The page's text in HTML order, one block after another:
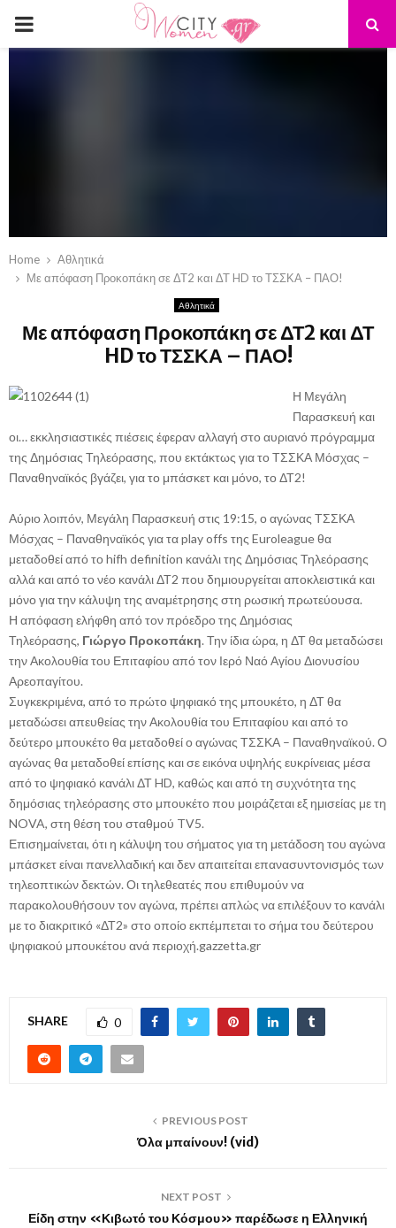
PRIMARY
Home
Αθλητικά
Με απόφαση Προκοπάκη σε ΔΤ2 και ΔΤ HD το ΤΣΣΚΑ – ΠΑΟ!
Αθλητικά
Με απόφαση Προκοπάκη σε ΔΤ2 και ΔΤ
HD το ΤΣΣΚΑ – ΠΑΟ!
Η Μεγάλη
Παρασκευή και
οι… εκκλησιαστικές πιέσεις έφεραν αλλαγή στο αυριανό πρόγραμμα
της Δημόσιας Τηλεόρασης, που εκτάκτως για το ΤΣΣΚΑ Μόσχας –
Παναθηναϊκός βγάζει, για το μπάσκετ και μόνο, το ΔΤ2!
Αύριο λοιπόν, Μεγάλη Παρασκευή στις 19:15, ο αγώνας ΤΣΣΚΑ
Μόσχας – Παναθηναϊκός για τα play offs της Euroleague θα
μεταδοθεί από το hifh definition κανάλι της Δημόσιας Τηλεόρασης
αλλά και από το νέο κανάλι ΔΤ2 που δημιουργείται αποκλειστικά και
μόνο για την κάλυψη της αναμέτρησης στη ρωσική πρωτεύουσα.
Η απόφαση ελήφθη από τον πρόεδρο της Δημόσιας
Τηλεόρασης, Γιώργο Προκοπάκη. Την ίδια ώρα, η ΔΤ θα μεταδώσει
την Ακολουθία του Επιταφίου από τον Ιερό Ναό Αγίου Διονυσίου
Αρεοπαγίτου.
Συγκεκριμένα, από το πρώτο ψηφιακό της μπουκέτο, η ΔΤ θα
μεταδώσει απευθείας την Ακολουθία του Επιταφίου και από το
δεύτερο μπουκέτο θα μεταδοθεί ο αγώνας ΤΣΣΚΑ – Παναθηναϊκού. Ο
αγώνας θα μεταδοθεί επίσης και σε εικόνα υψηλής ευκρίνειας μέσα
από το ψηφιακό κανάλι ΔΤ HD, καθώς και από τη συχνότητα της
δημόσιας τηλεόρασης στο μπουκέτο που μοιράζεται εξ ημισείας με τη
NOVA, στη θέση του σταθμού TV5.
Επισημαίνεται, ότι η κάλυψη του σήματος για τη μετάδοση του αγώνα
μπάσκετ είναι πανελλαδική και δεν απαιτείται επανασυντονισμός των
τηλεοπτικών δεκτών. Οι τηλεθεατές που επιθυμούν να
παρακολουθήσουν τον αγώνα, πρέπει απλώς να επιλέξουν το κανάλι
με το διακριτικό «ΔΤ2» στο οποίο εκπέμπεται το σήμα του δεύτερου
ψηφιακού μπουκέτου ανά περιοχή.gazzetta.gr
SHARE 0
PREVIOUS POST
Όλα μπαίνουν! (vid)
NEXT POST
Είδη στην «Κιβωτό του Κόσμου» παρέδωσε η Ελληνική